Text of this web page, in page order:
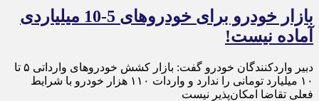
بازار خودرو برای خودروهای 5-10 میلیاردی
آماده نیست!
دبیر واردکنندگان خودرو گفت: بازار کشش خودرو‌های وارداتی ۵ تا
۱۰ میلیارد تومانی را ندارد و واردات ۱۱۰ هزار خودرو با شرایط
فعلی تقاضا امکان‌پذیر نیست